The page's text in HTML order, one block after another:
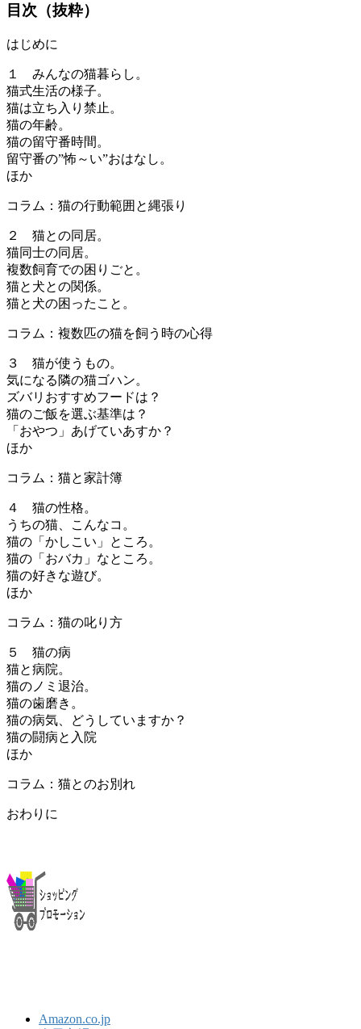
目次（抜粋）
はじめに
１ みんなの猫暮らし。
猫式生活の様子。
猫は立ち入り禁止。
猫の年齢。
猫の留守番時間。
留守番の”怖～い”おはなし。
ほか
コラム：猫の行動範囲と縄張り
２ 猫との同居。
猫同士の同居。
複数飼育での困りごと。
猫と犬との関係。
猫と犬の困ったこと。
コラム：複数匹の猫を飼う時の心得
３ 猫が使うもの。
気になる隣の猫ゴハン。
ズバリおすすめフードは？
猫のご飯を選ぶ基準は？
「おやつ」あげていあすか？
ほか
コラム：猫と家計簿
４ 猫の性格。
うちの猫、こんなコ。
猫の「かしこい」ところ。
猫の「おバカ」なところ。
猫の好きな遊び。
ほか
コラム：猫の叱り方
５ 猫の病
猫と病院。
猫のノミ退治。
猫の歯磨き。
猫の病気、どうしていますか？
猫の闘病と入院
ほか
コラム：猫とのお別れ
おわりに
Amazon.co.jp